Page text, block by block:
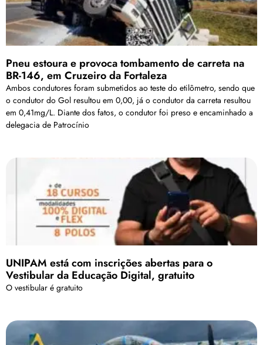
Pneu estoura e provoca tombamento de carreta na
BR-146, em Cruzeiro da Fortaleza
Ambos condutores foram submetidos ao teste do etilômetro, sendo que
o condutor do Gol resultou em 0,00, já o condutor da carreta resultou
em 0,41mg/L. Diante dos fatos, o condutor foi preso e encaminhado a
delegacia de Patrocínio
UNIPAM está com inscrições abertas para o
Vestibular da Educação Digital, gratuito
O vestibular é gratuito